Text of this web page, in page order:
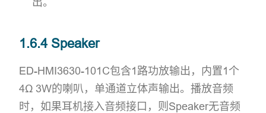
1.6.4 Speaker
ED-HMI3630-101C包含1路功放输出，内置1个
4Ω 3W的喇叭，单通道立体声输出。播放音频
时，如果耳机接入音频接口，则Speaker无音频